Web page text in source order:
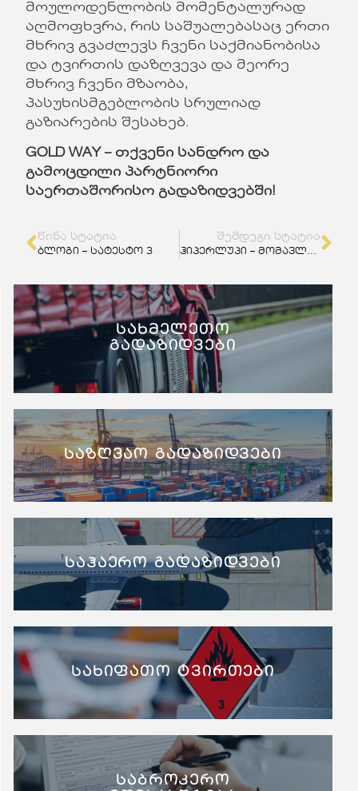
მოულოდენლობის მომენტალურად
აღმოფხვრა, რის საშუალებასაც ერთი
მხრივ გვაძლევს ჩვენი საქმიანობისა
და ტვირთის დაზღვევა და მეორე
მხრივ ჩვენი მზაობა,
პასუხისმგებლობის სრულიად
გაზიარების შესახებ.
GOLD WAY – თქვენი სანდრო და
გამოცდილი პარტნიორი
საერთაშორისო გადაზიდვებში!
ᲬᲘᲜᲐ ᲡᲢᲐᲢᲘᲐ
ბლოგი – სატესტო 3
ᲨᲔᲛᲓᲔᲒᲘ ᲡᲢᲐᲢᲘᲐ
ჰიპერლუპი – მომავლის ტრანსპორტი?
სახმელეთო
გადაზიდვები
საზღვაო გადაზიდვები
საჰაერო გადაზიდვები
სახიფათო ტვირთები
საბროკერო